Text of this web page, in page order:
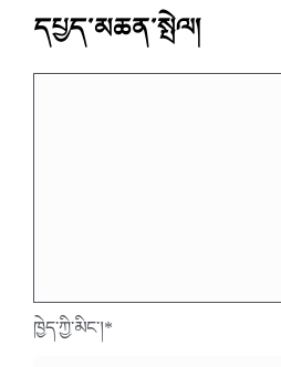
དཔྱད་མཆན་སྤེལ།
ཁྱེད་ཀྱི་མིང་།*